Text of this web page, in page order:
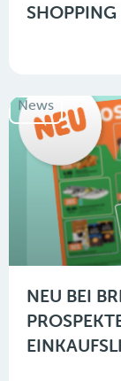
SHOPPING
News
NEU BEI